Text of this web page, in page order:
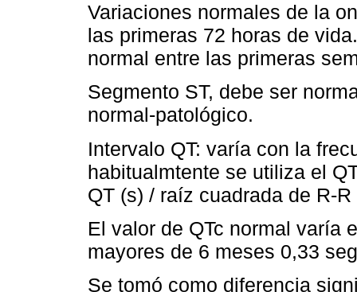
Variaciones normales de la
las primeras 72 horas de
normal entre las primeras
Segmento ST, debe ser
normal-patológico.
Intervalo QT: varía con la
habitualmtente se utiliza el
QT (s) / raíz cuadrada de R-R
El valor de QTc normal varía
mayores de 6 meses 0,33
Se tomó como diferencia